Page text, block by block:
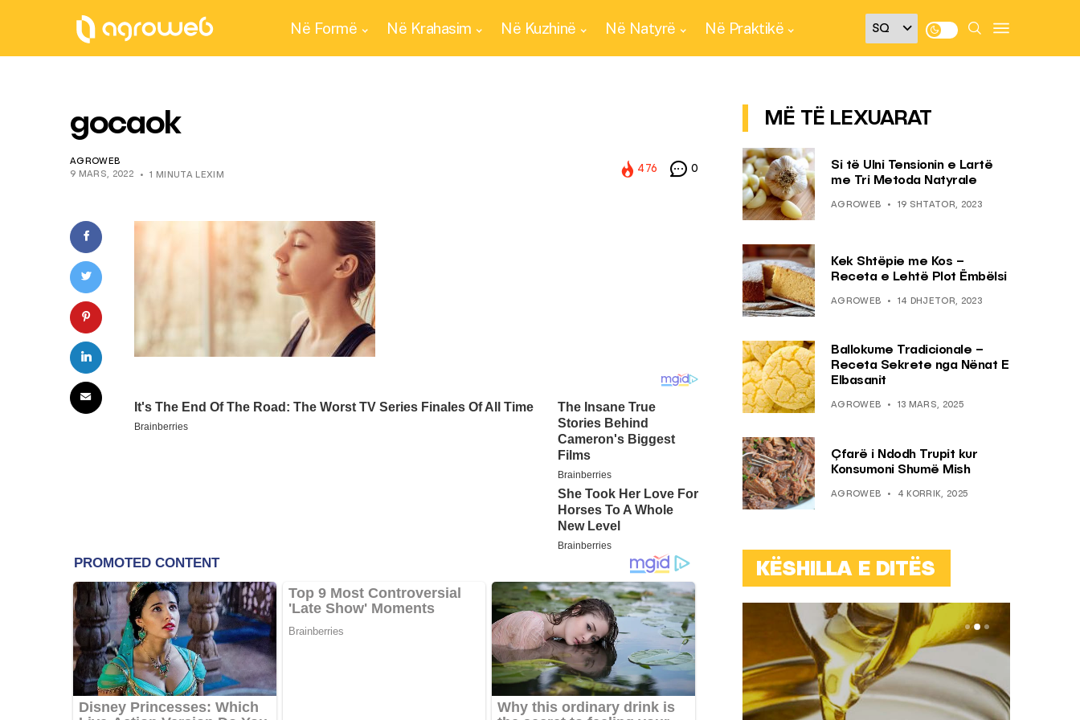
Në Formë Në Krahasim Në Kuzhinë Në Natyrë Në Praktikë
gocaok
AGROWEB
9 MARS, 2022
1 MINUTA LEXIM
476 0
MË TË LEXUARAT
Si të Ulni Tensionin e Lartë
me Tri Metoda Natyrale
AGROWEB 19 SHTATOR, 2023
Kek Shtëpie me Kos –
Receta e Lehtë Plot Ëmbëlsi
AGROWEB 14 DHJETOR, 2023
Ballokume Tradicionale –
Receta Sekrete nga Nënat E
Elbasanit
AGROWEB 13 MARS, 2025
Çfarë i Ndodh Trupit kur
Konsumoni Shumë Mish
AGROWEB 4 KORRIK, 2025
KËSHILLA E DITËS